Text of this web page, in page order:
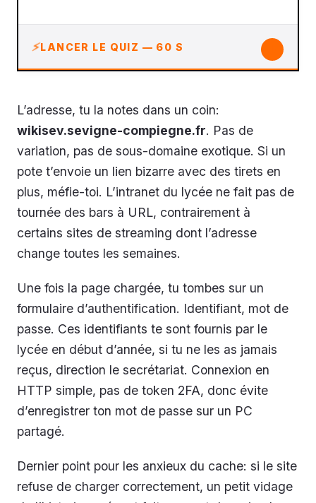
LANCER LE QUIZ — 60 S
L’adresse, tu la notes dans un coin:
wikisev.sevigne-compiegne.fr. Pas de
variation, pas de sous-domaine exotique. Si un
pote t’envoie un lien bizarre avec des tirets en
plus, méfie-toi. L’intranet du lycée ne fait pas de
tournée des bars à URL, contrairement à
certains sites de streaming dont l’adresse
change toutes les semaines.
Une fois la page chargée, tu tombes sur un
formulaire d’authentification. Identifiant, mot de
passe. Ces identifiants te sont fournis par le
lycée en début d’année, si tu ne les as jamais
reçus, direction le secrétariat. Connexion en
HTTP simple, pas de token 2FA, donc évite
d’enregistrer ton mot de passe sur un PC
partagé.
Dernier point pour les anxieux du cache: si le site
refuse de charger correctement, un petit vidage